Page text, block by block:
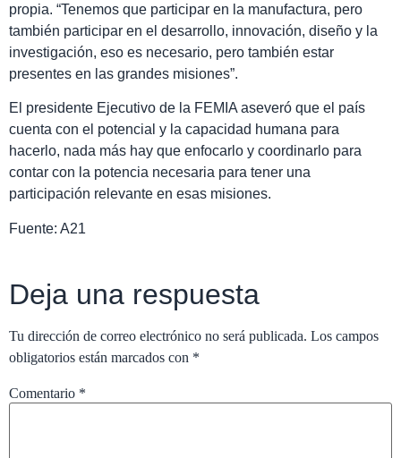
propia. “Tenemos que participar en la manufactura, pero
también participar en el desarrollo, innovación, diseño y la
investigación, eso es necesario, pero también estar
presentes en las grandes misiones”.
El presidente Ejecutivo de la FEMIA aseveró que el país
cuenta con el potencial y la capacidad humana para
hacerlo, nada más hay que enfocarlo y coordinarlo para
contar con la potencia necesaria para tener una
participación relevante en esas misiones.
Fuente: A21
Deja una respuesta
Tu dirección de correo electrónico no será publicada. Los campos
obligatorios están marcados con *
Comentario *